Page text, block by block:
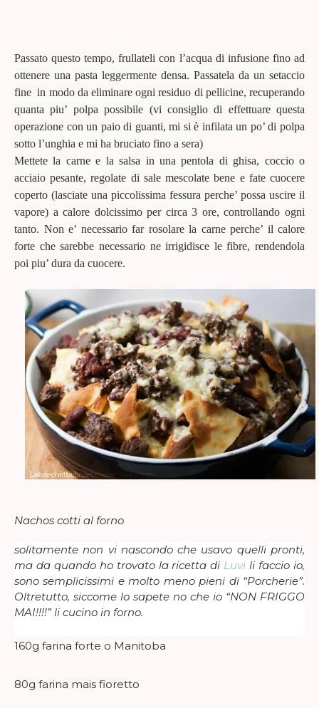
Passato questo tempo, frullateli con l’acqua di infusione fino ad
ottenere una pasta leggermente densa. Passatela da un setaccio
fine in modo da eliminare ogni residuo di pellicine, recuperando
quanta piu’ polpa possibile (vi consiglio di effettuare questa
operazione con un paio di guanti, mi si è infilata un po’ di polpa
sotto l’unghia e mi ha bruciato fino a sera)
Mettete la carne e la salsa in una pentola di ghisa, coccio o
acciaio pesante, regolate di sale mescolate bene e fate cuocere
coperto (lasciate una piccolissima fessura perche’ possa uscire il
vapore) a calore dolcissimo per circa 3 ore, controllando ogni
tanto. Non e’ necessario far rosolare la carne perche’ il calore
forte che sarebbe necessario ne irrigidisce le fibre, rendendola
poi piu’ dura da cuocere.
Nachos cotti al forno
solitamente non vi nascondo che usavo quelli pronti,
ma da quando ho trovato la ricetta di Luvili faccio io,
sono semplicissimi e molto meno pieni di “Porcherie”.
Oltretutto, siccome lo sapete no che io “NON FRIGGO
MAI!!!!” li cucino in forno.
160g farina forte o Manitoba
80g farina mais fioretto